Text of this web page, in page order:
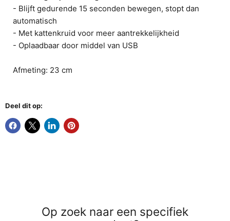
- Blijft gedurende 15 seconden bewegen, stopt dan
automatisch
- Met kattenkruid voor meer aantrekkelijkheid
- Oplaadbaar door middel van USB
Afmeting: 23 cm
Deel dit op:
Op zoek naar een specifiek